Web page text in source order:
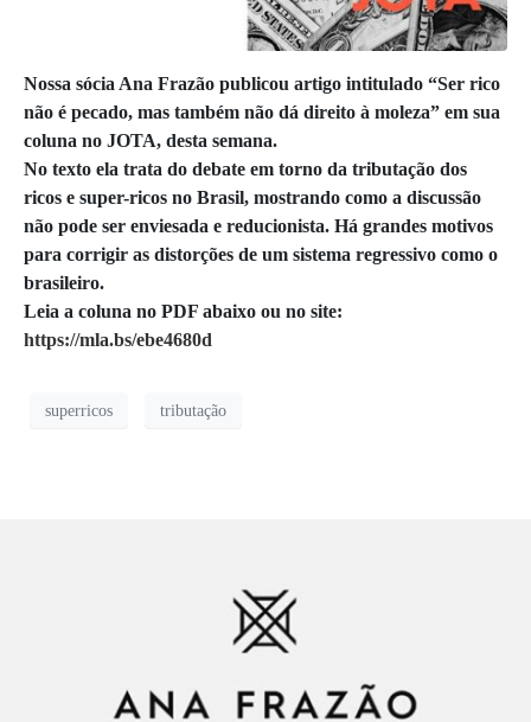
Nossa sócia Ana Frazão publicou artigo intitulado “Ser rico
não é pecado, mas também não dá direito à moleza” em sua
coluna no JOTA, desta semana.
No texto ela trata do debate em torno da tributação dos
ricos e super-ricos no Brasil, mostrando como a discussão
não pode ser enviesada e reducionista. Há grandes motivos
para corrigir as distorções de um sistema regressivo como o
brasileiro.
Leia a coluna no PDF abaixo ou no site:
https://mla.bs/ebe4680d
superricos tributação